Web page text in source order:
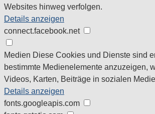
Websites hinweg verfolgen.
Details anzeigen
connect.facebook.net
Medien Diese Cookies und Dienste sind
bestimmte Medienelemente anzuzeigen,
Videos, Karten, Beiträge in sozialen
Details anzeigen
fonts.googleapis.com